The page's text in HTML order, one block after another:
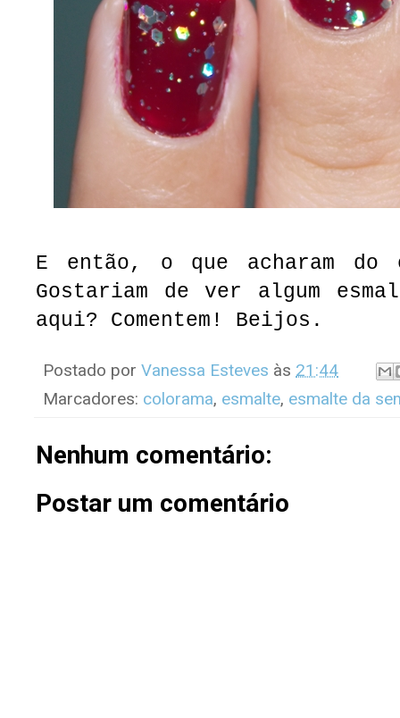
E então, o que acharam do
Gostariam de ver algum
aqui? Comentem! Beijos.
Postado por Vanessa Esteves às 21:44
Marcadores: colorama, esmalte, esmalte da
Nenhum comentário:
Postar um comentário